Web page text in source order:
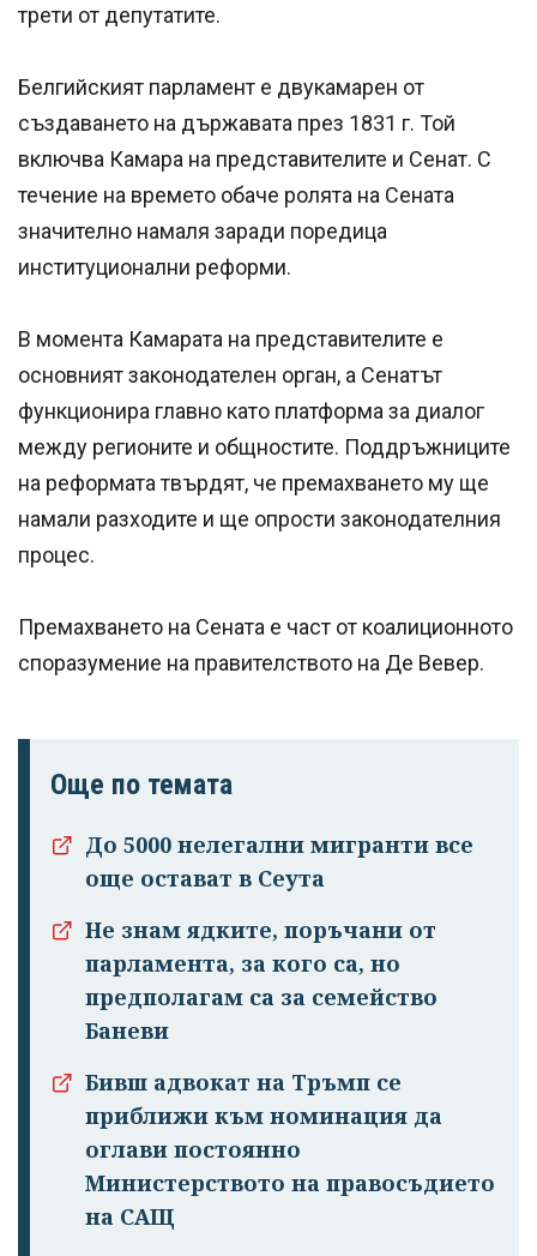
Успешно
профила си!
трети от депутатите.
Белгийският парламент е двукамарен от
създаването на държавата през 1831 г. Той
включва Камара на представителите и Сенат. С
течение на времето обаче ролята на Сената
значително намаля заради поредица
институционални реформи.
В момента Камарата на представителите е
основният законодателен орган, а Сенатът
функционира главно като платформа за диалог
между регионите и общностите. Поддръжниците
на реформата твърдят, че премахването му ще
намали разходите и ще опрости законодателния
процес.
Премахването на Сената е част от коалиционното
споразумение на правителството на Де Вевер.
Още по темата
До 5000 нелегални мигранти все
още остават в Сеута
Не знам ядките, поръчани от
парламента, за кого са, но
предполагам са за семейство
Баневи
Бивш адвокат на Тръмп се
приближи към номинация да
оглави постоянно
Министерството на правосъдието
на САЩ